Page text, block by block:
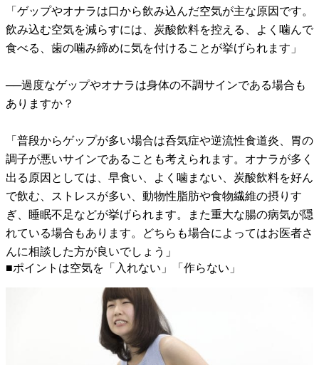
「ゲップやオナラは口から飲み込んだ空気が主な原因です。
飲み込む空気を減らすには、炭酸飲料を控える、よく噛んで
食べる、歯の噛み締めに気を付けることが挙げられます」
──過度なゲップやオナラは身体の不調サインである場合も
ありますか？
「普段からゲップが多い場合は呑気症や逆流性食道炎、胃の
調子が悪いサインであることも考えられます。オナラが多く
出る原因としては、早食い、よく噛まない、炭酸飲料を好ん
で飲む、ストレスが多い、動物性脂肪や食物繊維の摂りす
ぎ、睡眠不足などが挙げられます。また重大な腸の病気が隠
れている場合もあります。どちらも場合によってはお医者さ
んに相談した方が良いでしょう」
■ポイントは空気を「入れない」「作らない」